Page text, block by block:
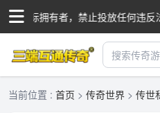
商标拥有者，禁止投放任何违反法
当前位置 : 首页 > 传奇世界 > 传世